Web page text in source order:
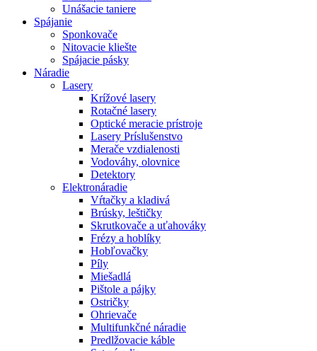
Unášacie taniere
Spájanie
Sponkovače
Nitovacie kliešte
Spájacie pásky
Náradie
Lasery
Krížové lasery
Rotačné lasery
Optické meracie prístroje
Lasery Príslušenstvo
Merače vzdialenosti
Vodováhy, olovnice
Detektory
Elektronáradie
Vŕtačky a kladivá
Brúsky, leštičky
Skrutkovače a uťahováky
Frézy a hoblíky
Hobľovačky
Píly
Miešadlá
Pištole a pájky
Ostričky
Ohrievače
Multifunkčné náradie
Predlžovacie káble